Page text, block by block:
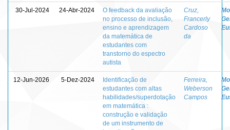
30-Jul-2024 24-Abr-2024
O feedback da avaliação
no processo de inclusão,
ensino e aprendizagem
da matemática de
estudantes com
transtorno do espectro
autista
Cruz,
Francerly
Cardoso
da
12-Jun-2026 5-Dez-2024
Identificação de
estudantes com altas
habilidades/superdotação
em matemática :
construção e validação
de um instrumento de
Ferreira,
Weberson
Campos